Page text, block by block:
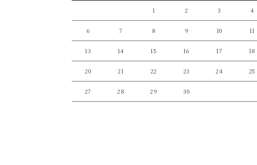
1 2 3 4
6 7 8 9 10 11
13 14 15 16 17 18
20 21 22 23 24 25
27 28 29 30